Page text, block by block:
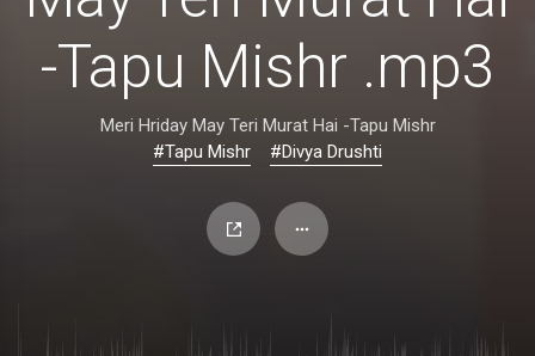
-Tapu Mishr .mp3
Meri Hriday May Teri Murat Hai -Tapu Mishr
#Tapu Mishr
#Divya Drushti